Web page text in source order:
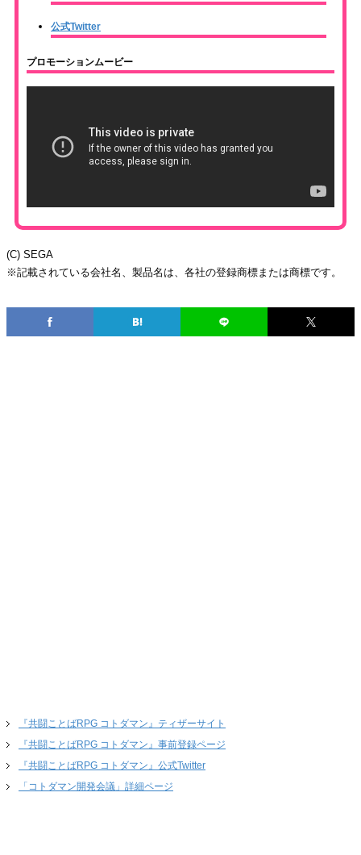
公式Twitter
プロモーションムービー
(C) SEGA
※記載されている会社名、製品名は、各社の登録商標または商標です。
『共闘ことばRPG コトダマン』ティザーサイト
『共闘ことばRPG コトダマン』事前登録ページ
『共闘ことばRPG コトダマン』公式Twitter
「コトダマン開発会議」詳細ページ